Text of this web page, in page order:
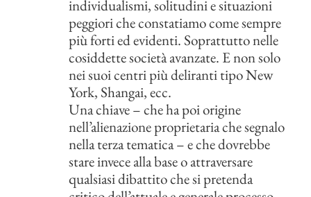
individualismi, solitudini e situazioni
peggiori che constatiamo come sempre
più forti ed evidenti. Soprattutto nelle
cosiddette società avanzate. E non solo
nei suoi centri più deliranti tipo New
York, Shangai, ecc.
Una chiave – che ha poi origine
nell’alienazione proprietaria che segnalo
nella terza tematica – e che dovrebbe
stare invece alla base o attraversare
qualsiasi dibattito che si pretenda